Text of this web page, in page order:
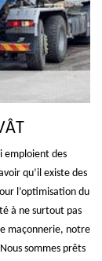
emploient des
qu’il existe des
l’optimisation du
à ne surtout pas
maçonnerie, notre
sommes prêts